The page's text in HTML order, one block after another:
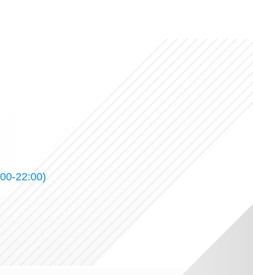
22:00)